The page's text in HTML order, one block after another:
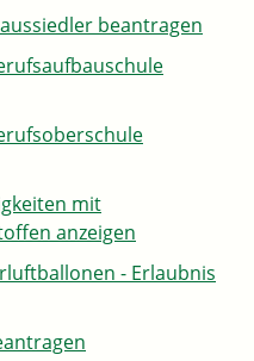
beantragen
mit
anzeigen
- Erlaubnis